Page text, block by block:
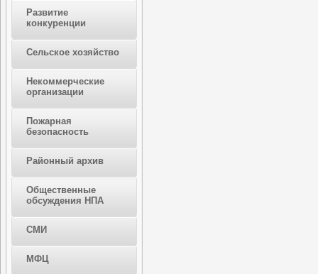
Развитие
конкуренции
Сельское хозяйство
Некоммерческие
организации
Пожарная
безопасность
Районный архив
Общественные
обсуждения НПА
СМИ
МФЦ